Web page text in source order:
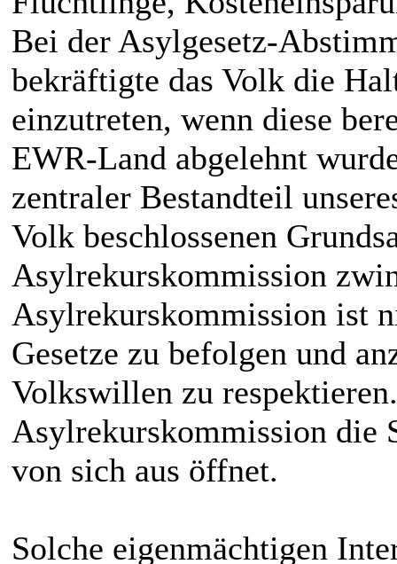
Bei der Asylgesetz-
bekräftigte das Volk die
einzutreten, wenn diese
EWR-Land abgelehnt
zentraler Bestandteil
Volk beschlossenen
Asylrekurskommission
Asylrekurskommission ist
Gesetze zu befolgen und
Volkswillen zu
Asylrekurskommission die
von sich aus öffnet.
Solche eigenmächtigen